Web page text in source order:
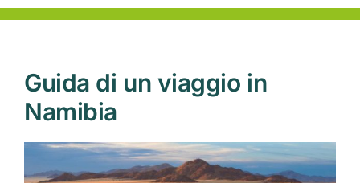
Guida di un viaggio in
Namibia
Ingrandisci
immagine